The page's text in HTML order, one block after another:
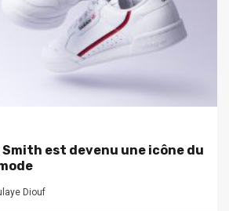
est devenu une icône du
Diouf